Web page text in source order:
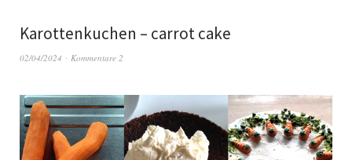
Karottenkuchen – carrot cake
02/04/2024 Kommentare 2